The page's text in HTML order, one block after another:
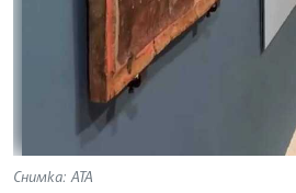
Снимка: АТА